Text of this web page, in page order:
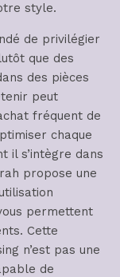
style.
de privilégier
que des
des pièces
peut
fréquent de
chaque
il s’intègre dans
propose une
permettent
Cette
n’est pas une
de